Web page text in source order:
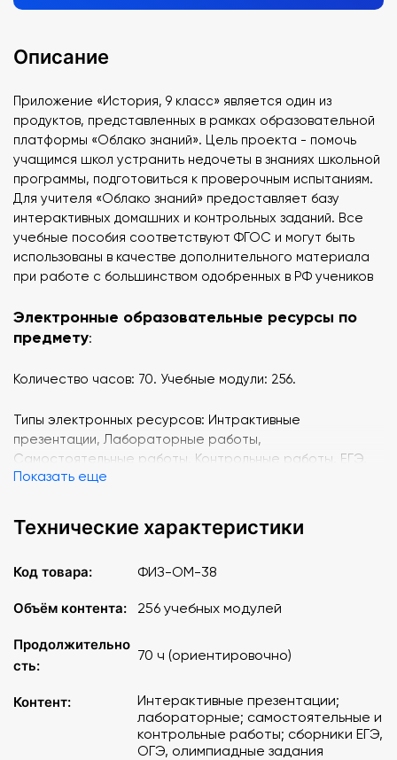
Описание
Приложение «История, 9 класс» является один из
продуктов, представленных в рамках образовательной
платформы «Облако знаний». Цель проекта - помочь
учащимся школ устранить недочеты в знаниях школьной
программы, подготовиться к проверочным испытаниям.
Для учителя «Облако знаний» предоставляет базу
интерактивных домашних и контрольных заданий. Все
учебные пособия соответствуют ФГОС и могут быть
использованы в качестве дополнительного материала
при работе с большинством одобренных в РФ учеников
Электронные образовательные ресурсы по
предмету:
Количество часов: 70. Учебные модули: 256.
Типы электронных ресурсов: Интрактивные
презентации, Лабораторные работы,
Самостоятельные работы, Контрольные работы, ЕГЭ,
ОГЭ, Олимпиадные задачи.
Линии учебников, поддерживаемые сервисом
«Облако знаний»
УМК А. В. Торкунова
УМК А. Н. Сахарова ("Инновационная школа")
УМК О. С. Сороко-Цюпы
УМК С. П. Карпова ("Инновационная школа")
Вступительное тестирование
Тренировка по отдельным линиям заданий ОГЭ
Показать еще
Технические характеристики
Код товара: ФИЗ-ОМ-38
Объём контента: 256 учебных модулей
Продолжительно
сть:
70 ч (ориентировочно)
Контент:
Интерактивные презентации;
лабораторные; самостоятельные и
контрольные работы; сборники ЕГЭ,
ОГЭ, олимпиадные задания